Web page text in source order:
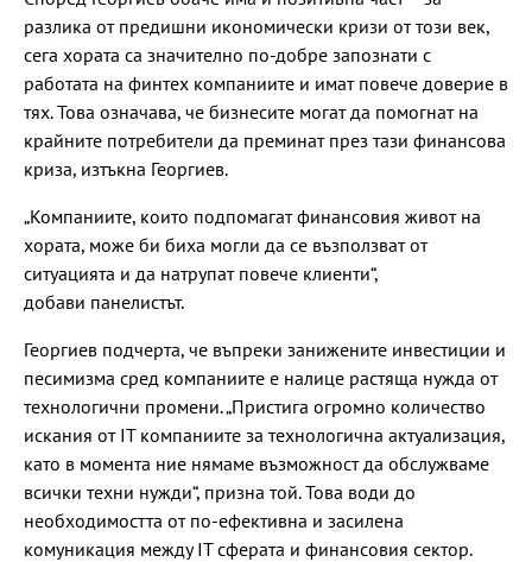
разлика от предишни икономически кризи от този век,
сега хората са значително по-добре запознати с
работата на финтех компаниите и имат повече доверие в
тях. Това означава, че бизнесите могат да помогнат на
крайните потребители да преминат през тази финансова
криза, изтъкна Георгиев.
„Компаниите, които подпомагат финансовия живот на
хората, може би биха могли да се възползват от
ситуацията и да натрупат повече клиенти“,
добави панелистът.
Георгиев подчерта, че въпреки занижените инвестиции и
песимизма сред компаниите е налице растяща нужда от
технологични промени. „Пристига огромно количество
искания от IT компаниите за технологична актуализация,
като в момента ние нямаме възможност да обслужваме
всички техни нужди“, призна той. Това води до
необходимостта от по-ефективна и засилена
комуникация между IT сферата и финансовия сектор.